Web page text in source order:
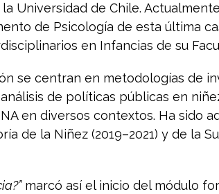
Universidad de Chile.
de Psicología de esta última
en Infancias de su
se centran en metodologías de
de políticas públicas en
en diversos contextos. Ha sido
de la Niñez (2019–2021) y de la
marcó así el inicio del módulo